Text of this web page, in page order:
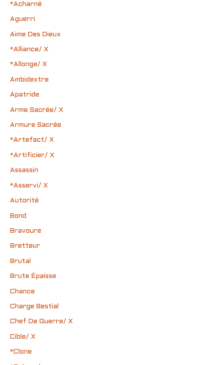
*Acharné
Aguerri
Aime Des Dieux
*Alliance/ X
*Allonge/ X
Ambidextre
Apatride
Arme Sacrée/ X
Armure Sacrée
*Artefact/ X
*Artificier/ X
Assassin
*Asservi/ X
Autorité
Bond
Bravoure
Bretteur
Brutal
Brute Épaisse
Chance
Charge Bestial
Chef De Guerre/ X
Cible/ X
*Clone